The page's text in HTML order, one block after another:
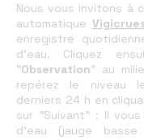
Nous vous invitons à
automatique
enregistre
d'eau. Cliquez
"Observation" au
repérez le niveau
derniers 24 h en
sur "Suivant" : Il
d'eau (jauge